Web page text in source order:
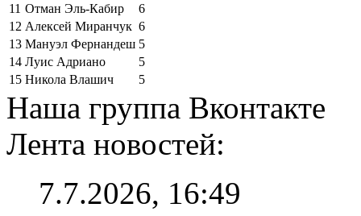
11 Отман Эль-Кабир
6
12 Алексей Миранчук 6
13 Мануэл Фернандеш 5
14 Луис Адриано
5
15 Никола Влашич 5
Наша группа Вконтакте
Лента новостей:
7.7.2026, 16:49